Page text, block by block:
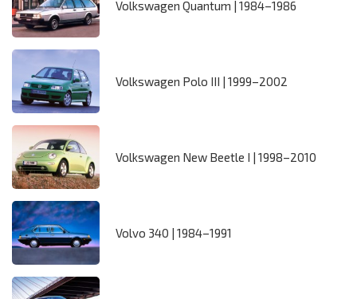
Volkswagen Quantum | 1984–1986
Volkswagen Polo III | 1999–2002
Volkswagen New Beetle I | 1998–2010
Volvo 340 | 1984–1991